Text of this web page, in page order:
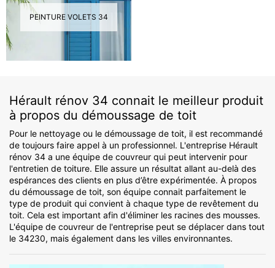
PEINTURE VOLETS 34
Hérault rénov 34 connait le meilleur produit
à propos du démoussage de toit
Pour le nettoyage ou le démoussage de toit, il est recommandé
de toujours faire appel à un professionnel. L'entreprise Hérault
rénov 34 a une équipe de couvreur qui peut intervenir pour
l'entretien de toiture. Elle assure un résultat allant au-delà des
espérances des clients en plus d’être expérimentée. À propos
du démoussage de toit, son équipe connait parfaitement le
type de produit qui convient à chaque type de revêtement du
toit. Cela est important afin d'éliminer les racines des mousses.
L'équipe de couvreur de l'entreprise peut se déplacer dans tout
le 34230, mais également dans les villes environnantes.